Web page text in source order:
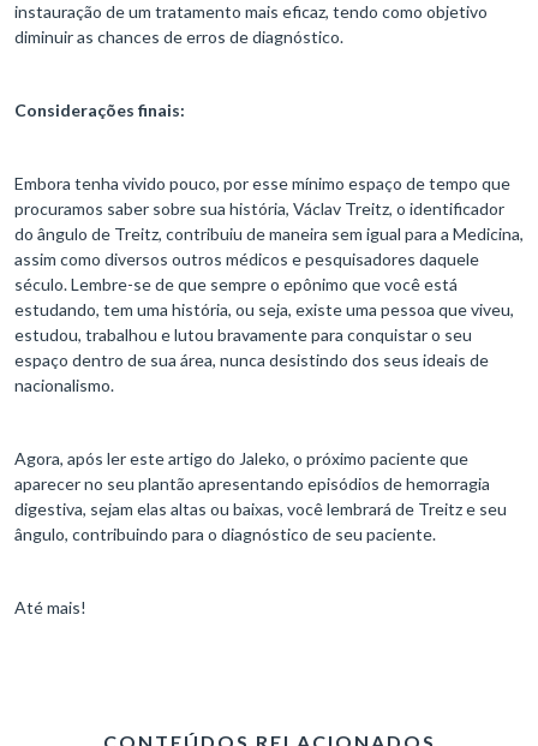
instauração de um tratamento mais eficaz, tendo como objetivo
diminuir as chances de erros de diagnóstico.
Considerações finais:
Embora tenha vivido pouco, por esse mínimo espaço de tempo que
procuramos saber sobre sua história, Václav Treitz, o identificador
do ângulo de Treitz, contribuiu de maneira sem igual para a Medicina,
assim como diversos outros médicos e pesquisadores daquele
século. Lembre-se de que sempre o epônimo que você está
estudando, tem uma história, ou seja, existe uma pessoa que viveu,
estudou, trabalhou e lutou bravamente para conquistar o seu
espaço dentro de sua área, nunca desistindo dos seus ideais de
nacionalismo.
Agora, após ler este artigo do Jaleko, o próximo paciente que
aparecer no seu plantão apresentando episódios de hemorragia
digestiva, sejam elas altas ou baixas, você lembrará de Treitz e seu
ângulo, contribuindo para o diagnóstico de seu paciente.
Até mais!